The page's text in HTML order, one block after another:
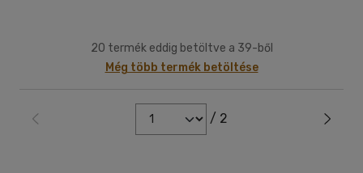
20 termék eddig betöltve a 39-ből
Még több termék betöltése
/ 2